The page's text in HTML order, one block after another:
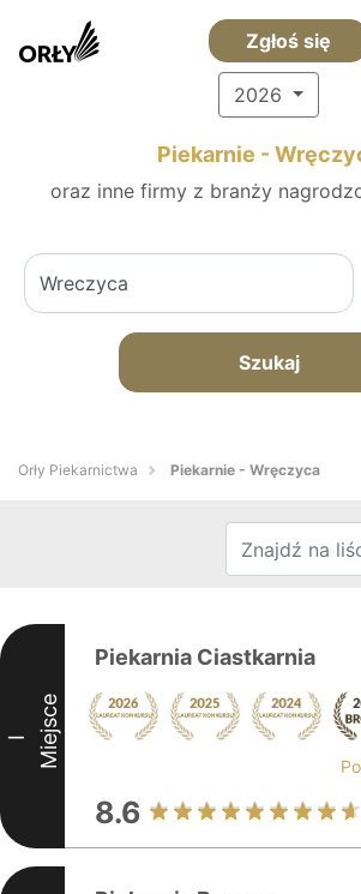
Zgłoś się
2026
Piekarnie -
oraz inne firmy z branży
Szukaj
Orły Piekarnictwa Piekarnie - Wręczyca
I Miejsce
Piekarnia Ciastkarnia
8.6